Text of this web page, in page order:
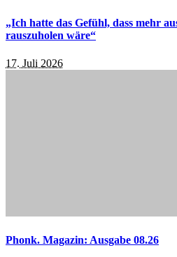
„Ich hatte das Gefühl, dass mehr
rauszuholen wäre“
17. Juli 2026
Phonk. Magazin: Ausgabe 08.26